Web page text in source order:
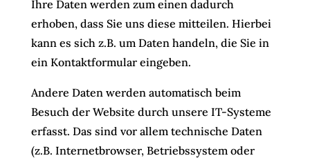
Ihre Daten werden zum einen dadurch
erhoben, dass Sie uns diese mitteilen. Hierbei
kann es sich z.B. um Daten handeln, die Sie in
ein Kontaktformular eingeben.
Andere Daten werden automatisch beim
Besuch der Website durch unsere IT-Systeme
erfasst. Das sind vor allem technische Daten
(z.B. Internetbrowser, Betriebssystem oder